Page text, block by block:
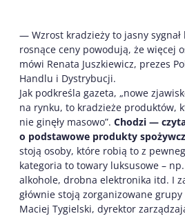
— Wzrost kradzieży to jasny sygnał
rosnące ceny powodują, że więcej
mówi Renata Juszkiewicz, prezes
Handlu i Dystrybucji.
Jak podkreśla gazeta, „nowe
na rynku, to kradzieże produktów,
nie ginęły masowo”. Chodzi —
o podstawowe produkty
stoją osoby, które robią to z
kategoria to towary luksusowe –
alkohole, drobna elektronika itd. I
głównie stoją zorganizowane
Maciej Tygielski, dyrektor